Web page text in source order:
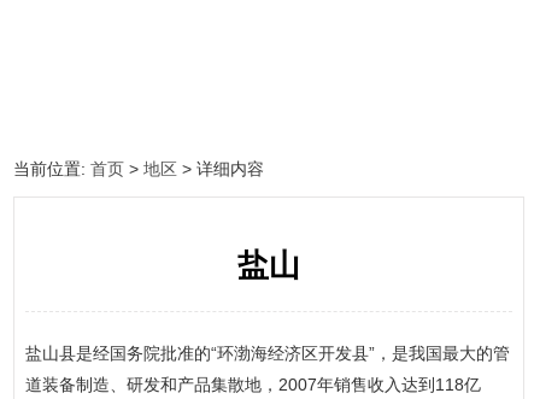
当前位置:首页 >地区 > 详细内容
盐山
盐山县是经国务院批准的“环渤海经济区开发县”，是我国最大的管
道装备制造、研发和产品集散地，2007年销售收入达到118亿